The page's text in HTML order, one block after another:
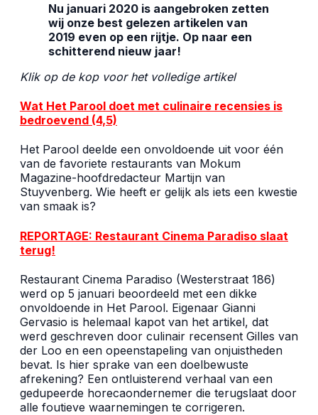
Nu januari 2020 is aangebroken zetten
wij onze best gelezen artikelen van
2019 even op een rijtje. Op naar een
schitterend nieuw jaar!
Klik op de kop voor het volledige artikel
Wat Het Parool doet met culinaire recensies is
bedroevend (4,5)
Het Parool deelde een onvoldoende uit voor één
van de favoriete restaurants van Mokum
Magazine-hoofdredacteur Martijn van
Stuyvenberg. Wie heeft er gelijk als iets een kwestie
van smaak is?
REPORTAGE: Restaurant Cinema Paradiso slaat
terug!
Restaurant Cinema Paradiso (Westerstraat 186)
werd op 5 januari beoordeeld met een dikke
onvoldoende in Het Parool. Eigenaar Gianni
Gervasio is helemaal kapot van het artikel, dat
werd geschreven door culinair recensent Gilles van
der Loo en een opeenstapeling van onjuistheden
bevat. Is hier sprake van een doelbewuste
afrekening? Een ontluisterend verhaal van een
gedupeerde horecaondernemer die terugslaat door
alle foutieve waarnemingen te corrigeren.